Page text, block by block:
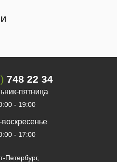
748 22 34
пятница
- 19:00
воскресенье
- 17:00
Петербург,